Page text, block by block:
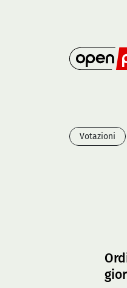
Votazioni